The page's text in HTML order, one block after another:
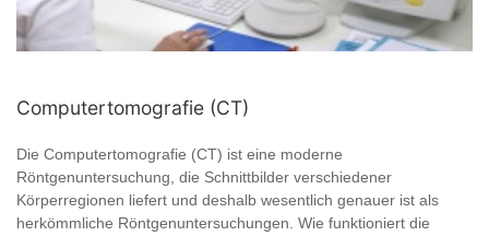
Computertomografie (CT)
Die Computertomografie (CT) ist eine moderne
Röntgenuntersuchung, die Schnittbilder verschiedener
Körperregionen liefert und deshalb wesentlich genauer ist als
herkömmliche Röntgenuntersuchungen. Wie funktioniert die